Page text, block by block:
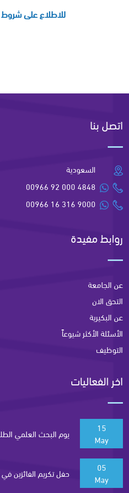
للاطلاع على
اتصل بنا
السعودية
00966 92 000 4848
00966 16 316 9000
روابط مفيدة
عن الجامعة
التحق الان
عن البكيرية
الأسئلة الأكثر شيوعاً
التوظيف
اخر الفعاليات
15
May
يوم البحث العلمي
05
May
حفل تكريم الفائزين